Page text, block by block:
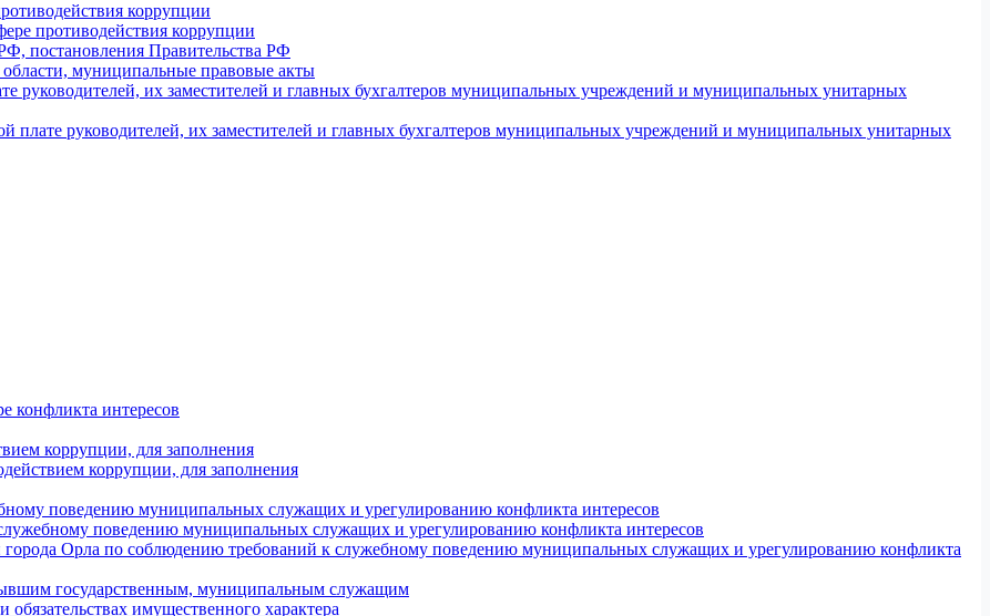
коррупции
противодействия коррупции
постановления Правительства РФ
муниципальные правовые акты
руководителей, их заместителей и главных бухгалтеров муниципальных учреждений и муниципальных унитарных
плате руководителей, их заместителей и главных бухгалтеров муниципальных учреждений и муниципальных унитарных
конфликта интересов
коррупции, для заполнения
коррупции, для заполнения
поведению муниципальных служащих и урегулированию конфликта интересов
поведению муниципальных служащих и урегулированию конфликта интересов
Орла по соблюдению требований к служебному поведению муниципальных служащих и урегулированию конфликта
государственным, муниципальным служащим
имущественного характера